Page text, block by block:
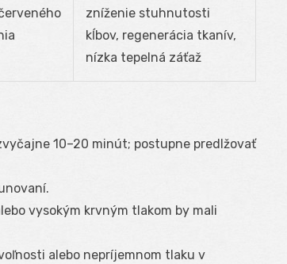
zníženie stuhnutosti
kĺbov, regenerácia tkanív,
nízka tepelná záťaž
10–20 minút; postupne predlžovať
vysokým krvným tlakom by mali
alebo nepríjemnom tlaku v